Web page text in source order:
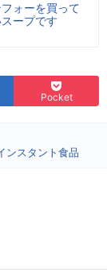
ォーを買って
ープです
Pocket
ンスタント食品